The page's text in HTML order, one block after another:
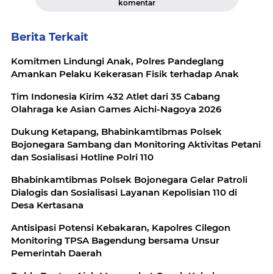
komentar
Berita Terkait
Komitmen Lindungi Anak, Polres Pandeglang
Amankan Pelaku Kekerasan Fisik terhadap Anak
Tim Indonesia Kirim 432 Atlet dari 35 Cabang
Olahraga ke Asian Games Aichi-Nagoya 2026
Dukung Ketapang, Bhabinkamtibmas Polsek
Bojonegara Sambang dan Monitoring Aktivitas Petani
dan Sosialisasi Hotline Polri 110
Bhabinkamtibmas Polsek Bojonegara Gelar Patroli
Dialogis dan Sosialisasi Layanan Kepolisian 110 di
Desa Kertasana
Antisipasi Potensi Kebakaran, Kapolres Cilegon
Monitoring TPSA Bagendung bersama Unsur
Pemerintah Daerah